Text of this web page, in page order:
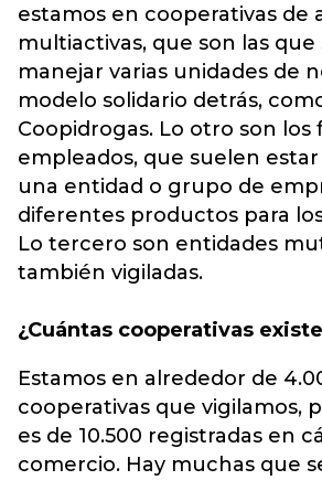
estamos en cooperativas de
multiactivas, que son las que
manejar varias unidades de
modelo solidario detrás,
Coopidrogas. Lo otro son los
empleados, que suelen estar
una entidad o grupo de
diferentes productos para
Lo tercero son entidades
también vigiladas.
¿Cuántas cooperativas
Estamos en alrededor de
cooperativas que vigilamos,
es de 10.500 registradas en
comercio. Hay muchas que